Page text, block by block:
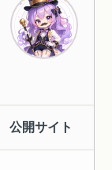
公開サイト